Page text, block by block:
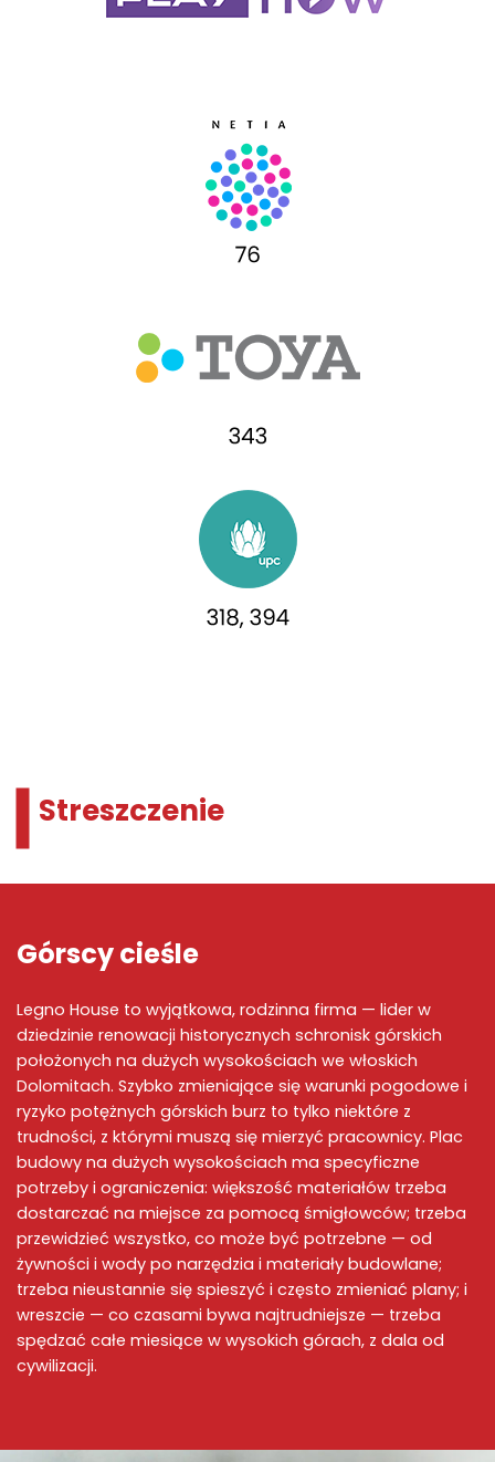
Streszczenie
Górscy cieśle
Legno House to wyjątkowa, rodzinna firma — lider w
dziedzinie renowacji historycznych schronisk górskich
położonych na dużych wysokościach we włoskich
Dolomitach. Szybko zmieniające się warunki pogodowe i
ryzyko potężnych górskich burz to tylko niektóre z
trudności, z którymi muszą się mierzyć pracownicy. Plac
budowy na dużych wysokościach ma specyficzne
potrzeby i ograniczenia: większość materiałów trzeba
dostarczać na miejsce za pomocą śmigłowców; trzeba
przewidzieć wszystko, co może być potrzebne — od
żywności i wody po narzędzia i materiały budowlane;
trzeba nieustannie się spieszyć i często zmieniać plany; i
wreszcie — co czasami bywa najtrudniejsze — trzeba
spędzać całe miesiące w wysokich górach, z dala od
cywilizacji.